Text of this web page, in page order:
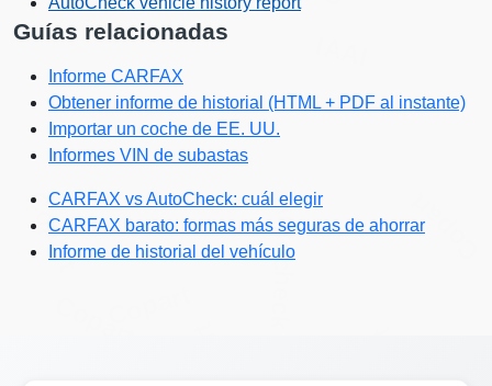
Copart Autocheck Copart
Guías relacionadas
Informe CARFAX
Obtener informe de historial (HTML + PDF al instante)
Importar un coche de EE. UU.
Informes VIN de subastas
CARFAX vs AutoCheck: cuál elegir
CARFAX barato: formas más seguras de ahorrar
Informe de historial del vehículo